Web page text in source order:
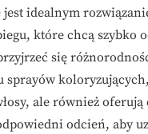
idealnym
które chcą szybko
się
sprayów
ale również oferują
odcień, aby